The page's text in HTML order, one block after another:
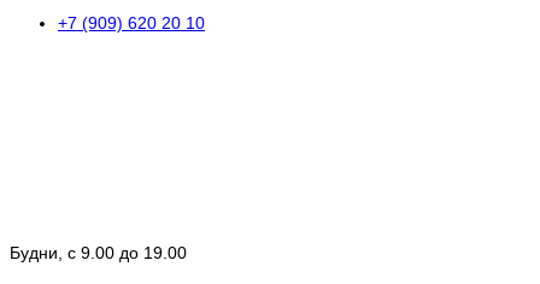
+7 (909) 620 20 10
Будни, с 9.00 до 19.00